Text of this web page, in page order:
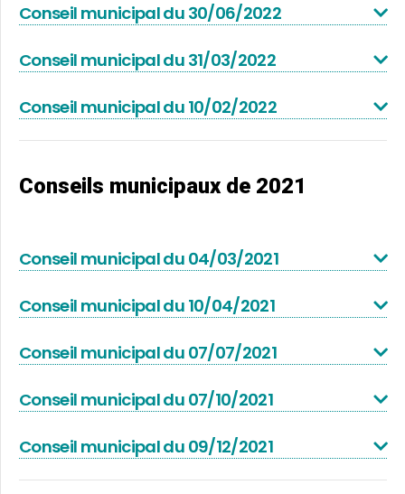
Conseil municipal du 30/06/2022
Conseil municipal du 31/03/2022
Conseil municipal du 10/02/2022
Conseils municipaux de 2021
Conseil municipal du 04/03/2021
Conseil municipal du 10/04/2021
Conseil municipal du 07/07/2021
Conseil municipal du 07/10/2021
Conseil municipal du 09/12/2021